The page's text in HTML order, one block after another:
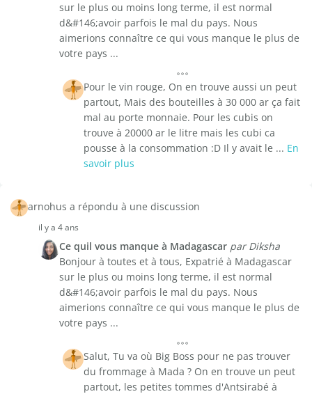
sur le plus ou moins long terme, il est normal
d&#146;avoir parfois le mal du pays. Nous
aimerions connaître ce qui vous manque le plus de
votre pays ...
Pour le vin rouge, On en trouve aussi un peut
partout, Mais des bouteilles à 30 000 ar ça fait
mal au porte monnaie. Pour les cubis on
trouve à 20000 ar le litre mais les cubi ca
pousse à la consommation :D Il y avait le ... En
savoir plus
arnohus a répondu à une discussion
il y a 4 ans
Ce quil vous manque à Madagascar par Diksha
Bonjour à toutes et à tous, Expatrié à Madagascar
sur le plus ou moins long terme, il est normal
d&#146;avoir parfois le mal du pays. Nous
aimerions connaître ce qui vous manque le plus de
votre pays ...
Salut, Tu va où Big Boss pour ne pas trouver
du frommage à Mada ? On en trouve un peut
partout, les petites tommes d'Antsirabé à